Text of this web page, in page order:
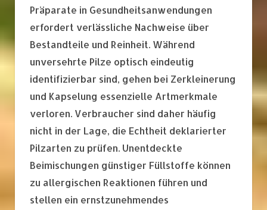
Präparate in Gesundheitsanwendungen
erfordert verlässliche Nachweise über
Bestandteile und Reinheit. Während
unversehrte Pilze optisch eindeutig
identifizierbar sind, gehen bei Zerkleinerung
und Kapselung essenzielle Artmerkmale
verloren. Verbraucher sind daher häufig
nicht in der Lage, die Echtheit deklarierter
Pilzarten zu prüfen. Unentdeckte
Beimischungen günstiger Füllstoffe können
zu allergischen Reaktionen führen und
stellen ein ernstzunehmendes